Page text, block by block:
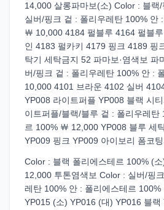
14,000 살롱파마보(소) Color : 블랙
실버/핑크 겉 : 폴리우레탄 100% 안
￦ 10,000 4184 펄블루 4164 펄블
인 4183 펄카키 4179 핑크 4189 핑
탁기 세탁금지 52 파마보·염색보 파
버/핑크 겉 : 폴리우레탄 100% 안 :
10,000 4101 브라운 4102 실버
YP008 라이트퍼플 YP008 블랙 시
이트퍼플/블랙/블루 겉 : 폴리우레탄
르 100% ￦ 12,000 YP008 블루 세
YP009 핑크 YP009 아이보리 폼코
Color : 블랙 폴리에스테르 100% (
12,000 투톤염색보 Color : 실버/핑
레탄 100% 안 : 폴리에스테르
YP015 (소) YP016 (대) YP016 블랙